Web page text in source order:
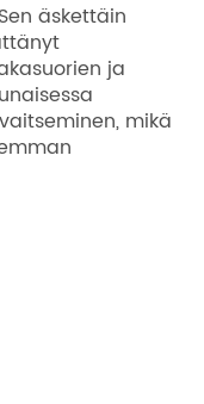
äskettäin
ja
mikä